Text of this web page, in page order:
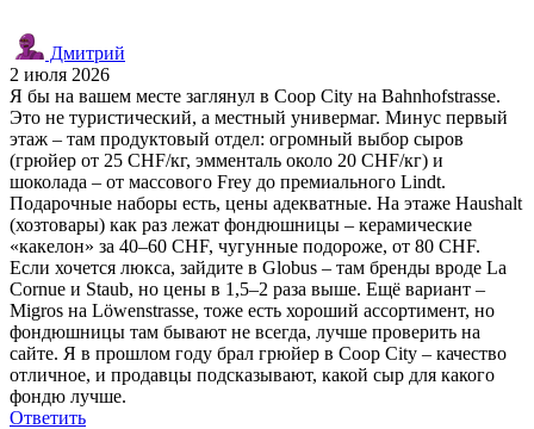
Дмитрий
2 июля 2026
Я бы на вашем месте заглянул в Coop City на Bahnhofstrasse.
Это не туристический, а местный универмаг. Минус первый
этаж – там продуктовый отдел: огромный выбор сыров
(грюйер от 25 CHF/кг, эмменталь около 20 CHF/кг) и
шоколада – от массового Frey до премиального Lindt.
Подарочные наборы есть, цены адекватные. На этаже Haushalt
(хозтовары) как раз лежат фондюшницы – керамические
«какелон» за 40–60 CHF, чугунные подороже, от 80 CHF.
Если хочется люкса, зайдите в Globus – там бренды вроде La
Cornue и Staub, но цены в 1,5–2 раза выше. Ещё вариант –
Migros на Löwenstrasse, тоже есть хороший ассортимент, но
фондюшницы там бывают не всегда, лучше проверить на
сайте. Я в прошлом году брал грюйер в Coop City – качество
отличное, и продавцы подсказывают, какой сыр для какого
фондю лучше.
Ответить